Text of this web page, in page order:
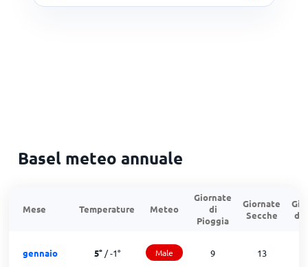
Basel meteo annuale
Mese Temperature Meteo
Giornate
di
Pioggia
Giornate
Secche
di
gennaio 5°/-1° Male 9 13